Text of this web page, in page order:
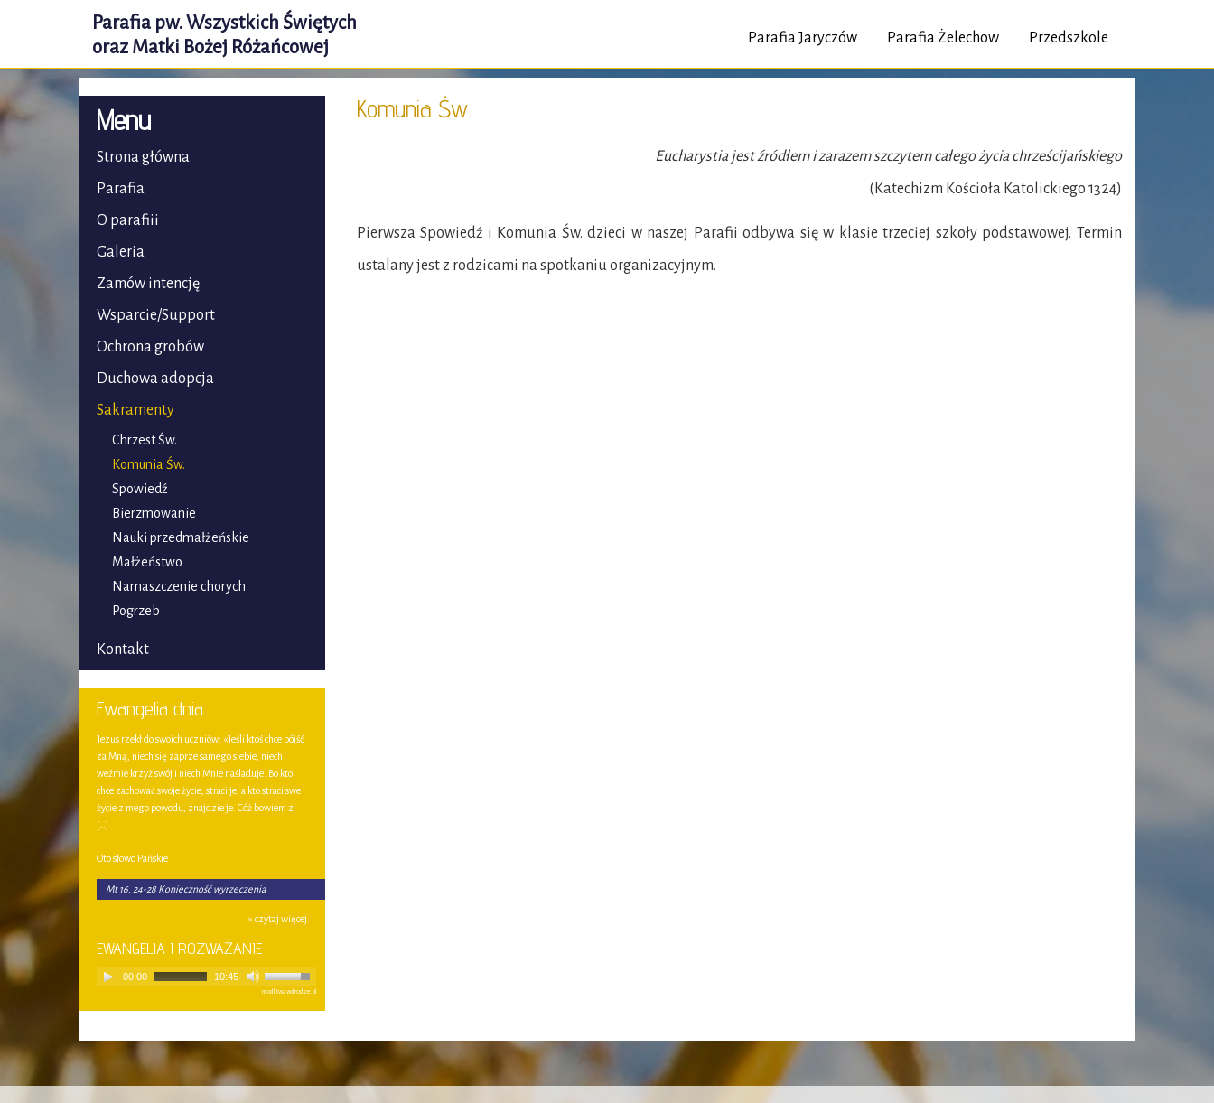
Parafia pw. Wszystkich Świętych
oraz Matki Bożej Różańcowej
Parafia Jaryczów Parafia Żelechow Przedszkole
Menu
Strona główna
Parafia
O parafiii
Galeria
Zamów intencję
Wsparcie/Support
Ochrona grobów
Duchowa adopcja
Sakramenty
Chrzest Św.
Komunia Św.
Spowiedź
Bierzmowanie
Nauki przedmałżeńskie
Małżeństwo
Namaszczenie chorych
Pogrzeb
Kontakt
Ewangelia dnia
Jezus rzekł do swoich uczniów: «Jeśli ktoś chce pójść
za Mną, niech się zaprze samego siebie, niech
weźmie krzyż swój i niech Mnie naśladuje. Bo kto
chce zachować swoje życie, straci je; a kto straci swe
życie z mego powodu, znajdzie je. Cóż bowiem z
[…]
Oto słowo Pańskie
Mt 16, 24-28 Konieczność wyrzeczenia
» czytaj więcej
EWANGELIA I ROZWAŻANIE
00:00 10:45
modlitwawdrodze.pl
Komunia Św.
Eucharystia jest źródłem i zarazem szczytem całego życia chrześcijańskiego
(Katechizm Kościoła Katolickiego 1324)
Pierwsza Spowiedź i Komunia Św. dzieci w naszej Parafii odbywa się w klasie trzeciej szkoły podstawowej. Termin
ustalany jest z rodzicami na spotkaniu organizacyjnym.